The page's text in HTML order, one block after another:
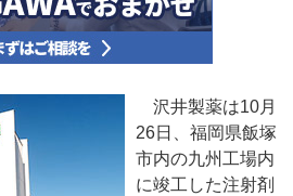
沢井製薬は10月
26日、福岡県飯塚
市内の九州工場内
に竣工した注射剤